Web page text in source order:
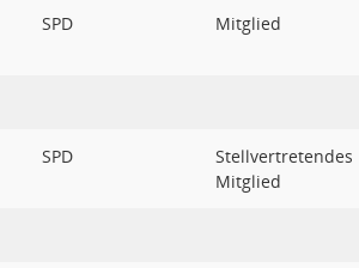
SPD Mitglied
SPD
Stellvertretendes
Mitglied